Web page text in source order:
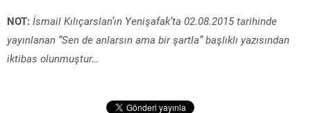
NOT: İsmail Kılıçarslan’ın Yenişafak’ta 02.08.2015 tarihinde
yayınlanan “Sen de anlarsın ama bir şartla” başlıklı yazısından
iktibas olunmuştur…